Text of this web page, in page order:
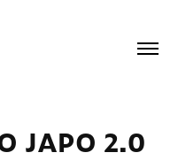
JAPO 2.0